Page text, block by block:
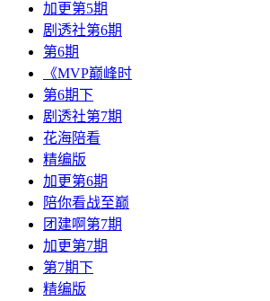
加更第5期
剧透社第6期
第6期
《MVP巅峰时
第6期下
剧透社第7期
花海陪看
精编版
加更第6期
陪你看战至巅
团建啊第7期
加更第7期
第7期下
精编版